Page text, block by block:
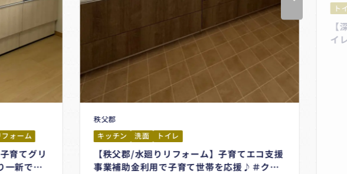
ォーム
育てグリ
一新で毎
秩父郡
キッチン
洗面 トイレ
【秩父郡/水廻りリフォーム】子育てエコ支援
事業補助金利用で子育て世帯を応援♪＃クリ
ト
【
イ